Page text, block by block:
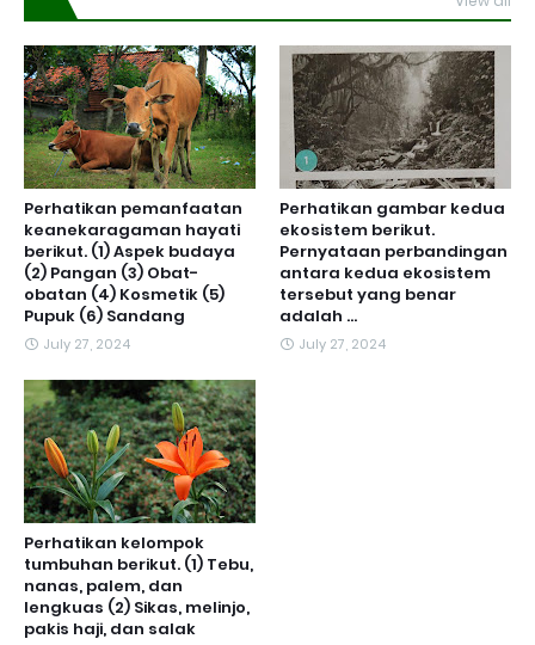
Perhatikan pemanfaatan
keanekaragaman hayati
berikut. (1) Aspek budaya
(2) Pangan (3) Obat-
obatan (4) Kosmetik (5)
Pupuk (6) Sandang
July 27, 2024
Perhatikan gambar kedua
ekosistem berikut.
Pernyataan perbandingan
antara kedua ekosistem
tersebut yang benar
adalah ...
July 27, 2024
Perhatikan kelompok
tumbuhan berikut. (1) Tebu,
nanas, palem, dan
lengkuas (2) Sikas, melinjo,
pakis haji, dan salak